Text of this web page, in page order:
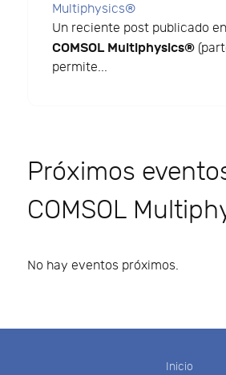
Multiphysics®
Un reciente post publicado
COMSOL Multiphysics®
permite...
Próximos
COMSOL
No hay eventos próximos.
Inicio